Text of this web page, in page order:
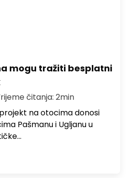
mogu tražiti besplatni
čitanja: 2min
na otocima donosi
Pašmanu i Ugljanu u